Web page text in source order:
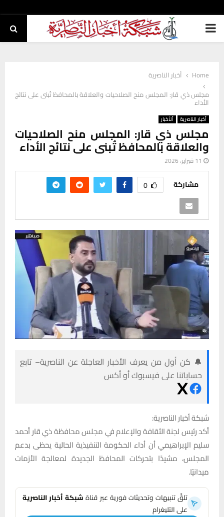
PRIMARY
Home
أخبار الناصرية
مجلس ذي قار: المجلس منح الصلاحيات والعلاقة بالمحافظ تُبنى على نتائج
الأداء
أخبار الناصرية ألأخبار
مجلس ذي قار: المجلس منح الصلاحيات
والعلاقة بالمحافظ تُبنى على نتائج الأداء
11 فبراير، 2026
مشاركة 0
🔔 كن أول من يعرف الأخبار العاجلة عن الناصرية– تابع
حساباتنا على فيسبوك أو أكس
شبكة أخبار الناصرية:
أكد رئيس لجنة الثقافة والإعلام في مجلس محافظة ذي قار أحمد
سليم الإبراهيمي أن أداء الحكومة التنفيذية الحالية يحظى بدعم
المجلس، مشيدًا بتحركات المحافظ الجديدة لمعالجة الأزمات
ميدانيًا.
تلقَّ تنبيهات وتحديثات فورية عبر قناةشبكة أخبار الناصرية
على التليغرام